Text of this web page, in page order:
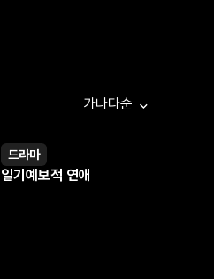
가나다순
영상
드라마
일기예보적 연애